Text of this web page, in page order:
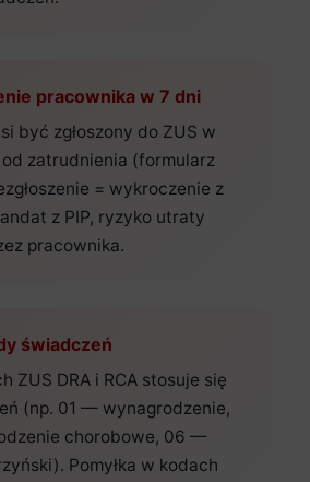
pracownika w 7 dni
być zgłoszony do ZUS w
zatrudnienia (formularz
= wykroczenie z
z PIP, ryzyko utraty
pracownika.
świadczeń
ZUS DRA i RCA stosuje się
(np. 01 — wynagrodzenie,
chorobowe, 06 —
Pomyłka w kodach